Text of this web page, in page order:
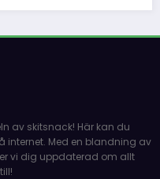
av skitsnack! Här kan du
internet. Med en blandning av
vi dig uppdaterad om allt